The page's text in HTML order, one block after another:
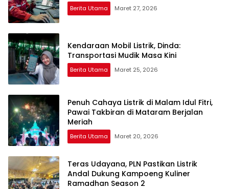
Berita Utama Maret 27, 2026
Kendaraan Mobil Listrik, Dinda:
Transportasi Mudik Masa Kini
Berita Utama Maret 25, 2026
Penuh Cahaya Listrik di Malam Idul Fitri,
Pawai Takbiran di Mataram Berjalan
Meriah
Berita Utama Maret 20, 2026
Teras Udayana, PLN Pastikan Listrik
Andal Dukung Kampoeng Kuliner
Ramadhan Season 2